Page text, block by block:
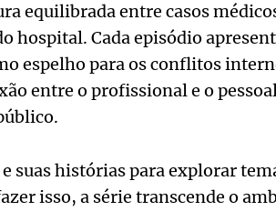
equilibrada entre casos
hospital. Cada episódio
espelho para os conflitos
entre o profissional e o
suas histórias para explorar
isso, a série transcende o